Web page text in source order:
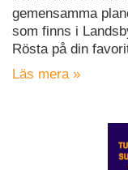
gemensamma
som finns i
Rösta på din
Läs mera »